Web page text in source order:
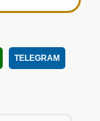
TELEGRAM